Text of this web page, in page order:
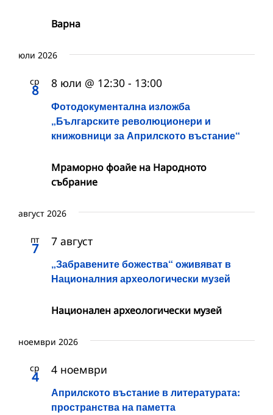
Варна
юли 2026
ср
8
Фотодокументална изложба
„Българските революционери и
книжовници за Априлското въстание“
8 юли @ 12:30 - 13:00
Мраморно фоайе на Народното
събрание
август 2026
пт
7
„Забравените божества“ оживяват в
Националния археологически музей
7 август
Национален археологически музей
ноември 2026
ср
4
Априлското въстание в литературата:
пространства на паметта
4 ноември